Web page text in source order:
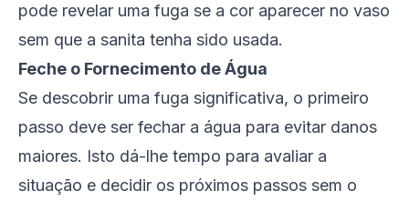
pode revelar uma fuga se a cor aparecer no vaso
sem que a sanita tenha sido usada.
Feche o Fornecimento de Água
Se descobrir uma fuga significativa, o primeiro
passo deve ser fechar a água para evitar danos
maiores. Isto dá-lhe tempo para avaliar a
situação e decidir os próximos passos sem o